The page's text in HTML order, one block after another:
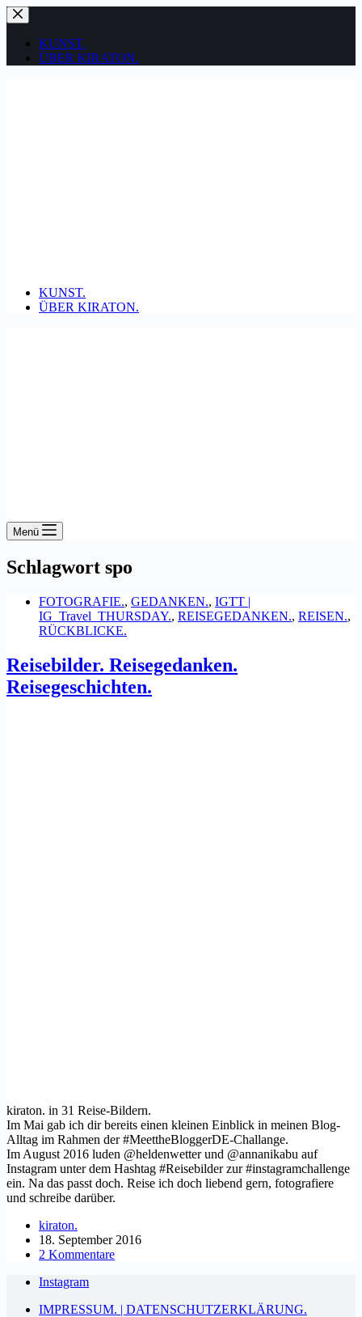
Zum
Inhalt
springenKUNST.
ÜBER KIRATON.
KUNST.
ÜBER KIRATON.
Menü
Schlagwort spo
FOTOGRAFIE., GEDANKEN., IGTT |
IG_Travel_THURSDAY., REISEGEDANKEN., REISEN.,
RÜCKBLICKE.
Reisebilder. Reisegedanken.
Reisegeschichten.
kiraton. in 31 Reise-Bildern.
Im Mai gab ich dir bereits einen kleinen Einblick in meinen Blog-
Alltag im Rahmen der #MeettheBloggerDE-Challange.
Im August 2016 luden @heldenwetter und @annanikabu auf
Instagram unter dem Hashtag #Reisebilder zur #instagramchallenge
ein. Na das passt doch. Reise ich doch liebend gern, fotografiere
und schreibe darüber.
kiraton.
18. September 2016
2 Kommentare
Instagram
IMPRESSUM. | DATENSCHUTZERKLÄRUNG.